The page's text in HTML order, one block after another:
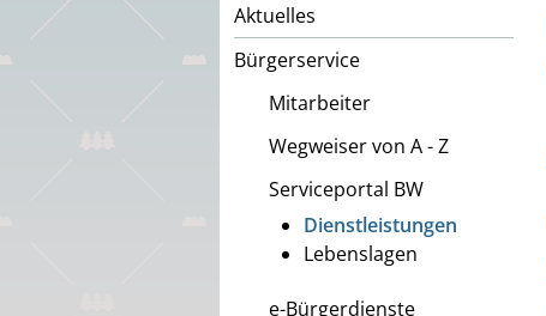
Aktuelles
Bürgerservice
Mitarbeiter
Wegweiser von A - Z
Serviceportal BW
Dienstleistungen
Lebenslagen
e-Bürgerdienste